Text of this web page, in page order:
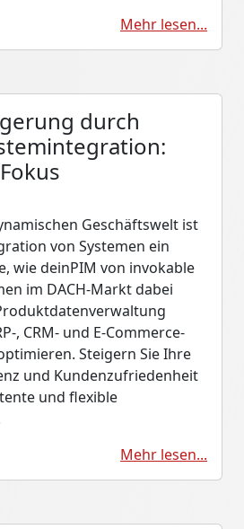
Mehr lesen...
durch
Geschäftswelt ist
von Systemen ein
wie deinPIM von invokable
im DACH-Markt dabei
, CRM- und E-Commerce-
Steigern Sie Ihre
und Kundenzufriedenheit
und flexible
Mehr lesen...